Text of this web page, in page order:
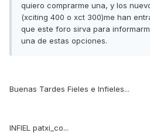
quiero comprarme una, y los
(xciting 400 o xct 300)me han
que este foro sirva para
una de estas opciones.
Buenas Tardes Fieles e Infieles...
INFIEL patxi_co...